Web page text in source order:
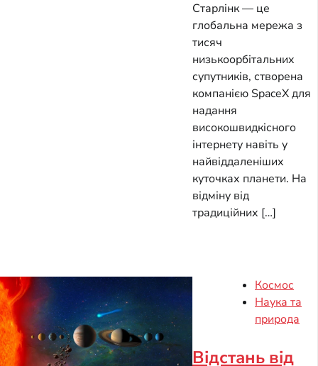
Старлінк — це
глобальна мережа з
тисяч
низькоорбітальних
супутників, створена
компанією SpaceX для
надання
високошвидкісного
інтернету навіть у
найвіддаленіших
куточках планети. На
відміну від
традиційних […]
Космос
Наука та
природа
Відстань від